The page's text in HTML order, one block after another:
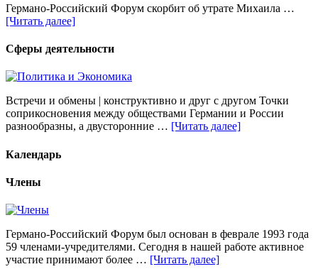
Германо-Российский Форум скорбит об утрате Михаила …
[Читать далее]
Сферы деятельности
Встречи и обмены | конструктивно и друг с другом Точки
соприкосновения между обществами Германии и России
разнообразны, а двусторонние … [Читать далее]
Календарь
Члены
Германо-Российский Форум был основан в феврале 1993 года
59 членами-учредителями. Сегодня в нашей работе активное
участие принимают более … [Читать далее]